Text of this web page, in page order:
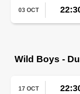
03 OCT
Wild Boys -
17 OCT